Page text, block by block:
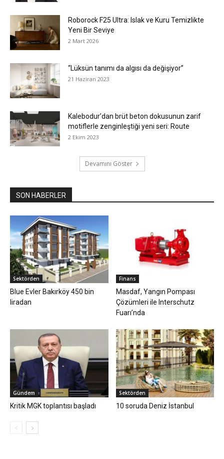
Roborock F25 Ultra: Islak ve Kuru Temizlikte
Yeni Bir Seviye
2 Mart 2026
“Lüksün tanımı da algısı da değişiyor”
21 Haziran 2023
Kalebodur’dan brüt beton dokusunun zarif
motiflerle zenginleştiği yeni seri: Route
2 Ekim 2023
Devamını Göster
SON HABERLER
Sektörden
Blue Evler Bakırköy 450 bin
liradan
Finans
Masdaf, Yangın Pompası
Çözümleri ile Interschutz
Fuarı’nda
Gündem
Kritik MGK toplantısı başladı
Sektörden
10 soruda Deniz İstanbul